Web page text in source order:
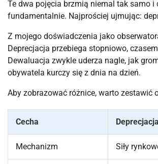
Te dwa pojęcia brzmią niemal tak samo
fundamentalnie. Najprościej ujmując:
Z mojego doświadczenia jako
Deprecjacja przebiega stopniowo,
Dewaluacja zwykle uderza nagle, jak
obywatela kurczy się z dnia na dzień.
Aby zobrazować różnice, warto zestawić
Cecha Deprecjacja
Mechanizm Siły